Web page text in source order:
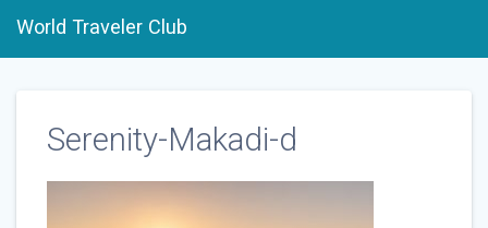
World Traveler Club
Serenity-Makadi-d